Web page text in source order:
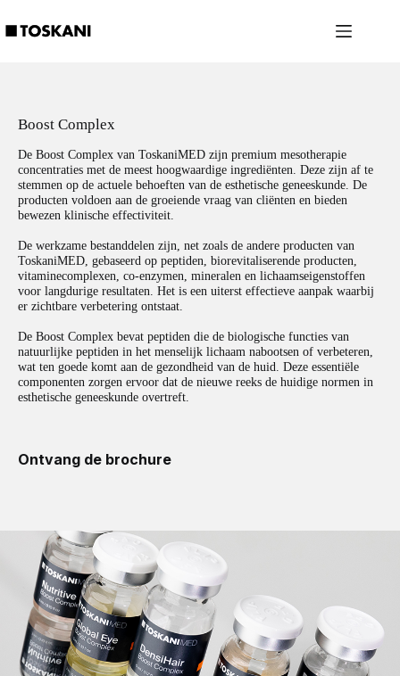
naar
de
Boost Complex
De Boost Complex van ToskaniMED zijn premium mesotherapie
concentraties met de meest hoogwaardige ingrediënten. Deze zijn af te
stemmen op de actuele behoeften van de esthetische geneeskunde. De
producten voldoen aan de groeiende vraag van cliënten en bieden
bewezen klinische effectiviteit.
De werkzame bestanddelen zijn, net zoals de andere producten van
ToskaniMED, gebaseerd op peptiden, biorevitaliserende producten,
vitaminecomplexen, co-enzymen, mineralen en lichaamseigenstoffen
voor langdurige resultaten. Het is een uiterst effectieve aanpak waarbij
er zichtbare verbetering ontstaat.
De Boost Complex bevat peptiden die de biologische functies van
natuurlijke peptiden in het menselijk lichaam nabootsen of verbeteren,
wat ten goede komt aan de gezondheid van de huid. Deze essentiële
componenten zorgen ervoor dat de nieuwe reeks de huidige normen in
esthetische geneeskunde overtreft.
Ontvang de brochure